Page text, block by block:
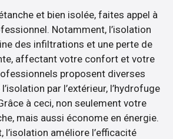
et bien isolée, faites appel à
Notamment, l’isolation
des infiltrations et une perte de
affectant votre confort et votre
proposent diverses
par l’extérieur, l’hydrofuge
à ceci, non seulement votre
mais aussi économe en énergie.
l’isolation améliore l’efficacité